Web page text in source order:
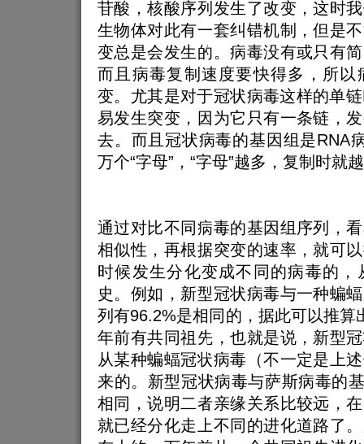
苷酸，核酸序列发生了改变，这时
生物体对此有一套纠错机制，但是
变总是会发生的。病毒没有或只有
而且病毒复制速度要快得多，所以
变。尤其是对于冠状病毒这样的单
易发生突变，因为它只有一条链，
去。而且冠状病毒的基因组是RNA
万个“字母”，“字母”越多，复制时就
通过对比不同病毒的基因组序列，
相似性，再根据突变的速率，就可
时候发生分化变成不同的病毒的，
史。例如，新型冠状病毒与一种蝙
列有96.2%是相同的，据此可以推算
年前有共同祖先，也就是说，新型
从某种蝙蝠冠状病毒（不一定是上
来的。新型冠状病毒与萨斯病毒的
相同，说明二者亲缘关系比较远，
就已经分化走上不同的进化道路了